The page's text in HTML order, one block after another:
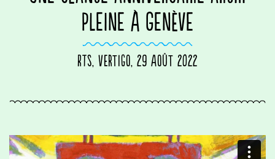
PLEINE À GENÈVE
RTS, Vertigo, 29 août 2022